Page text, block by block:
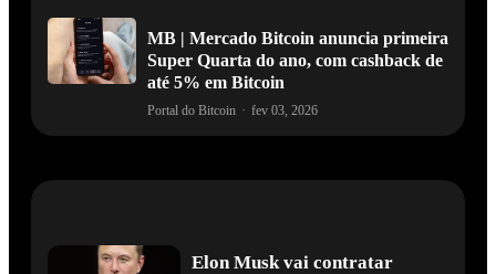
MB | Mercado Bitcoin anuncia primeira
Super Quarta do ano, com cashback de
até 5% em Bitcoin
Portal do Bitcoin · fev 03, 2026
Elon Musk vai contratar